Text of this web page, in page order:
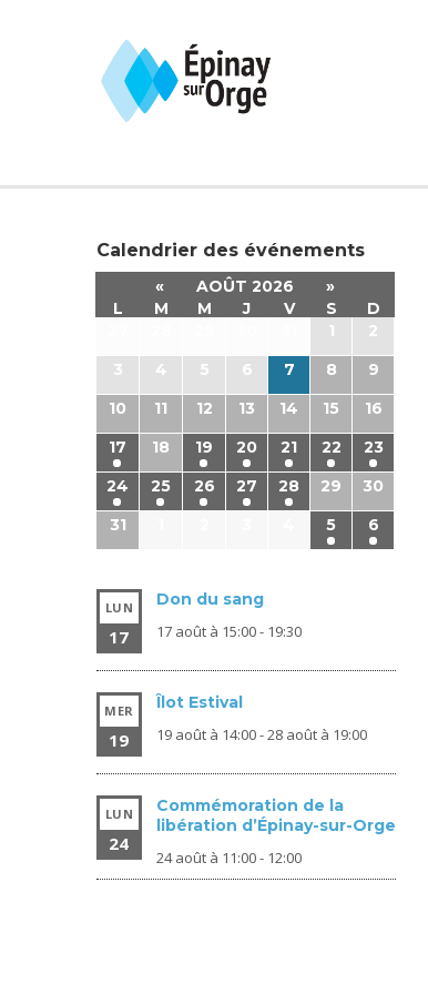
Calendrier des événements
« AOÛT 2026
»
L
M M J V S
D
1
2
3
4 5 6 7 8
9
10
11 12 13 14 15
16
17
18 19 20 21 22
23
24
25 26 27 28 29
30
31
5 6
LUN
17
Don du sang
17 août à 15:00- 19:30
MER
19
Îlot Estival
19 août à 14:00-28 août à 19:00
LUN
24
Commémoration de la
libération d’Épinay-sur-Orge
24 août à 11:00- 12:00